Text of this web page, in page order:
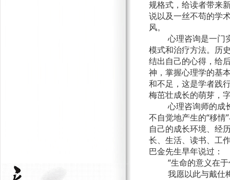
规格式，给读者带来
说以及一丝不苟的学
风。
心理咨询是一门
模式和治疗方法。历
结出自己的心得，给
神，掌握心理学的基
和不足，这是学者践
梅茁壮成长的萌芽，
心理咨询师的成
不自觉地产生的“移情
自己的成长环境、经
长、生活、读书、工
巴金先生早年说过：
“生命的意义在
我愿以此与戴仕